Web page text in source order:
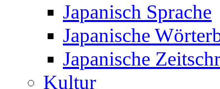
Japanisch Sprache
Japanische
Japanische
Kultur